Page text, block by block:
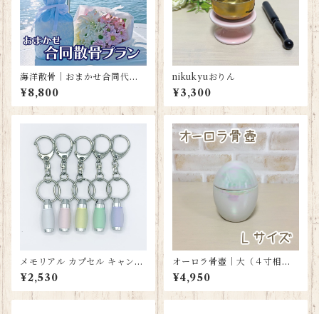
海洋散骨｜おまかせ合同代行
散骨プラン
¥8,800
nikukyuおりん
¥3,300
メモリアル カプセル キャンデ
ィ シリーズ
¥2,530
オーロラ骨壺｜大（４寸相
当）
¥4,950